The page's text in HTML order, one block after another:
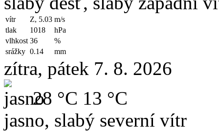
vítr Z, 5.03 m/s
tlak
1018
hPa
vlhkost 36
%
srážky 0.14 mm
zítra, pátek 7. 8. 2026
28 °C 13 °C
jasno, slabý severní vítr